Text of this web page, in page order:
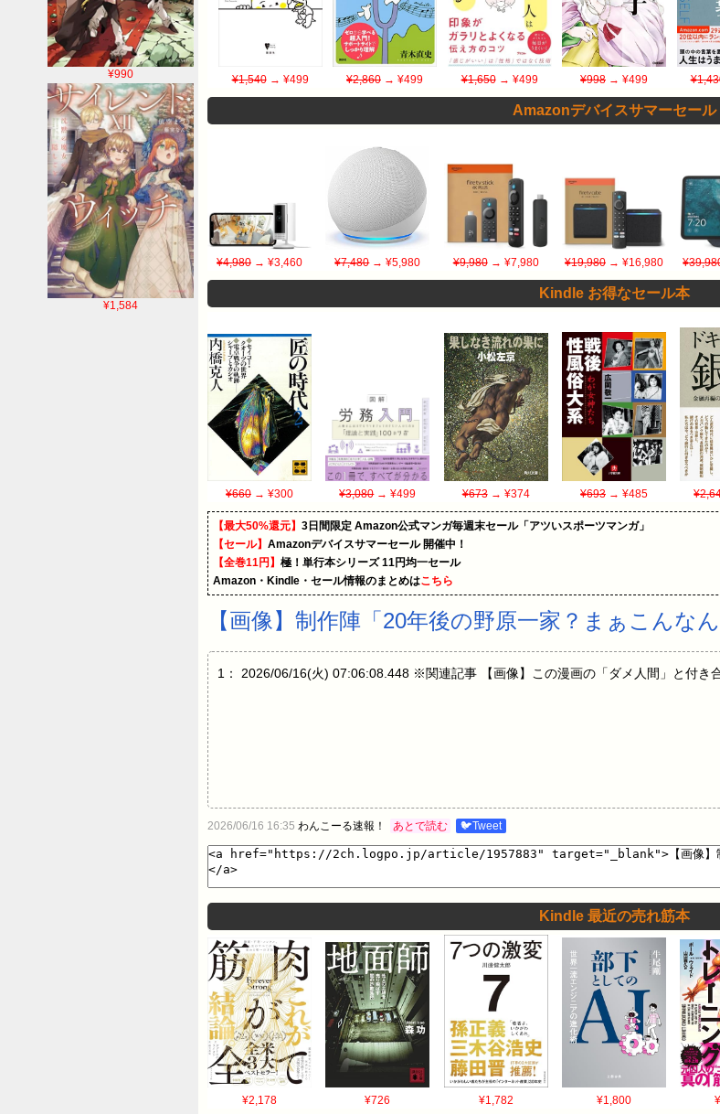
¥990
¥1,584
¥1,540→ ¥499 ¥2,860 → ¥499 ¥1,650→ ¥499 ¥998 → ¥499
Amazonデバイスサマーセール
¥4,980 → ¥3,460 ¥7,480→ ¥5,980 ¥9,980→ ¥7,980 ¥19,980→ ¥16,980
Kindle お得なセール本
¥660 → ¥300 ¥3,080→ ¥499 ¥673→ ¥374 ¥693→ ¥485
【最大50%還元】 3日間限定 Amazon公式マンガ毎週末セール「アツいスポーツマンガ」
【セール】 Amazonデバイスサマーセール 開催中！
【全巻11円】 極！単行本シリーズ 11円均一セール
Amazon・Kindle・セール情報のまとめはこちら
【画像】制作陣「20年後の野原一家？まぁこんな
1： 2026/06/16(火) 07:06:08.448 ※関連記事 【画像】この漫画の「ダメ人間」と付き
2026/06/16 16:35 わんこーる速報！ あとで読む 🐦Tweet
Kindle 最近の売れ筋本
¥2,178 ¥726 ¥1,782 ¥1,800